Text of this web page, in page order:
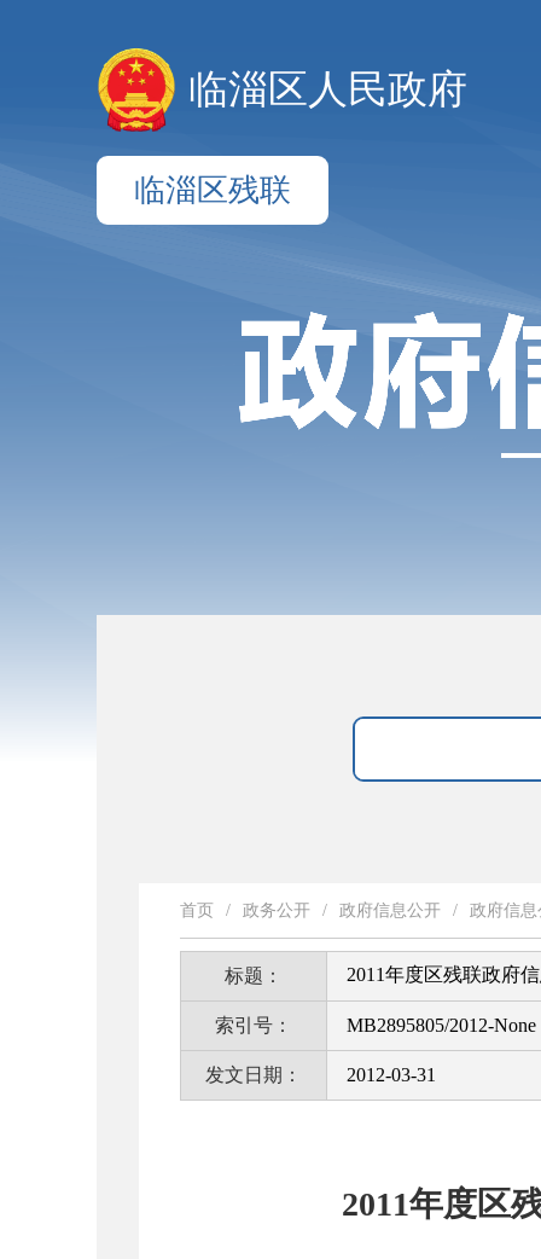
临淄区人民政府
临淄区残联
首页 / 政务公开 / 政府信息公开 / 政府信
标题： 2011年度区残联政府
索引号： MB2895805/2012-None
发文日期： 2012-03-31
2011年度区